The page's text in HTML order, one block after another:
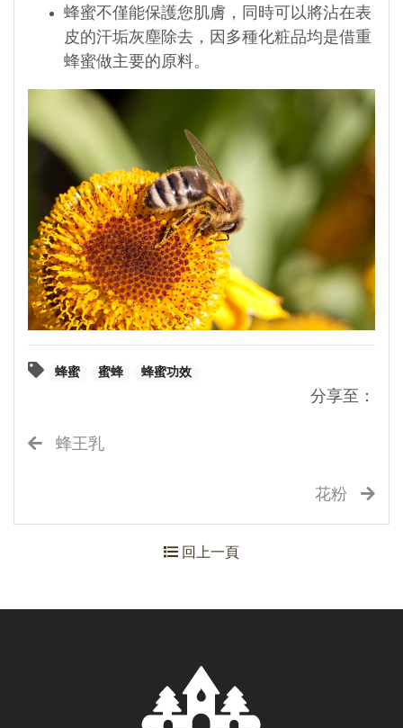
蜂蜜不僅能保護您肌膚，同時可以將沾在表
皮的汗垢灰塵除去，因多種化粧品均是借重
蜂蜜做主要的原料。
蜂蜜 蜜蜂 蜂蜜功效
分享至：
蜂王乳
花粉
回上一頁